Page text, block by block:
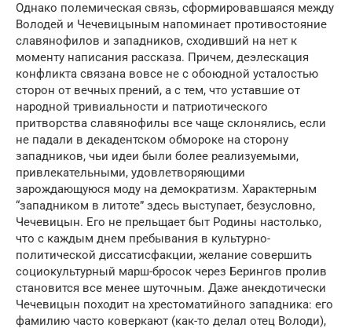
Однако полемическая связь, сформировавшаяся между
Володей и Чечевицыным напоминает противостояние
славянофилов и западников, сходивший на нет к
моменту написания рассказа. Причем, деэлескация
конфликта связана вовсе не с обоюдной усталостью
сторон от вечных прений, а с тем, что уставшие от
народной тривиальности и патриотического
притворства славянофилы все чаще склонялись, если
не падали в декадентском обмороке на сторону
западников, чьи идеи были более реализуемыми,
привлекательными, удовлетворяющими
зарождающуюся моду на демократизм. Характерным
“западником в литоте” здесь выступает, безусловно,
Чечевицын. Его не прельщает быт Родины настолько,
что с каждым днем пребывания в культурно-
политической диссатисфакции, желание совершить
социокультурный марш-бросок через Берингов пролив
становится все менее шуточным. Даже анекдотически
Чечевицын походит на хрестоматийного западника: его
фамилию часто коверкают (как-то делал отец Володи),